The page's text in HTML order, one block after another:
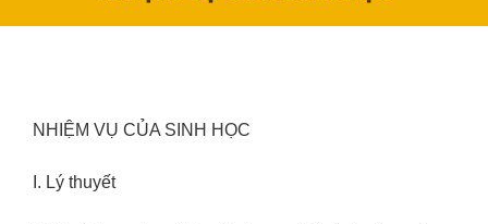
NHIỆM VỤ CỦA SINH HỌC
I. Lý thuyết